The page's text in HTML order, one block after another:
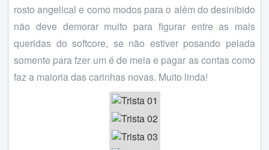
rosto angelical e como modos para o além do desinibido
não deve demorar muito para figurar entre as mais
queridas do softcore, se não estiver posando pelada
somente para fzer um é de meia e pagar as contas como
faz a maioria das carinhas novas. Muito linda!